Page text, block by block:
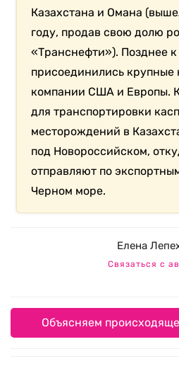
Казахстана и Омана
году, продав свою долю
«Транснефти»). Позднее
присоединились крупные
компании США и Европы.
для транспортировки
месторождений в
под Новороссийском,
отправляют по
Черном море.
Елена
Связаться с
Объясняем